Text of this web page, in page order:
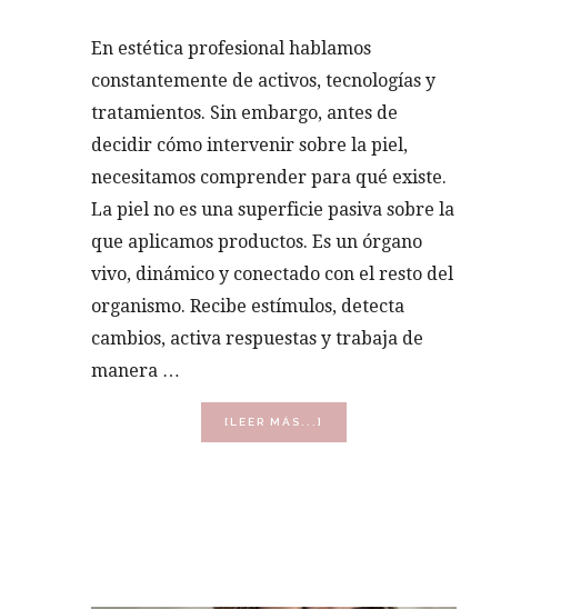
En estética profesional hablamos
constantemente de activos, tecnologías y
tratamientos. Sin embargo, antes de
decidir cómo intervenir sobre la piel,
necesitamos comprender para qué existe.
La piel no es una superficie pasiva sobre la
que aplicamos productos. Es un órgano
vivo, dinámico y conectado con el resto del
organismo. Recibe estímulos, detecta
cambios, activa respuestas y trabaja de
manera …
[LEER MÁS...]
DE